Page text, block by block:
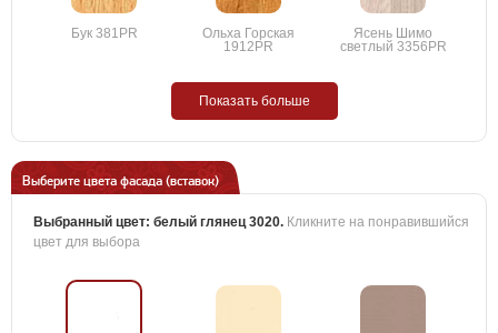
Бук 381PR
Ольха Горская
1912PR
Ясень Шимо
светлый 3356PR
Показать больше
Выберите цвета фасада (вставок)
Выбранный цвет: белый глянец 3020. Кликните на понравившийся
цвет для выбора